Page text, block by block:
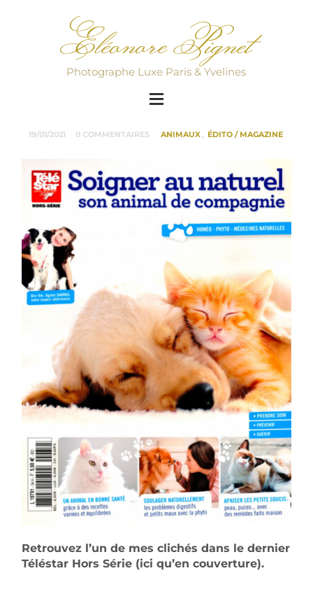
Eléonore Pignet
Photographe Luxe Paris & Yvelines
19/01/2021 0 COMMENTAIRES ANIMAUX , ÉDITO / MAGAZINE
Retrouvez l’un de mes clichés dans le dernier
Téléstar Hors Série (ici qu’en couverture).